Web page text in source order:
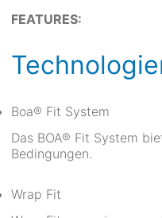
FEATURES:
Boa® Fit System
Das BOA® Fit System
Bedingungen.
Wrap Fit